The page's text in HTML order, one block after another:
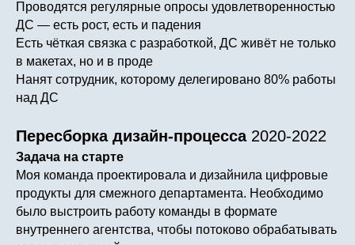
Проводятся регулярные опросы удовлетворенностью
ДС — есть рост, есть и падения
Есть чёткая связка с разработкой, ДС живёт не только
в макетах, но и в проде
Нанят сотрудник, которому делегировано 80% работы
над ДС
Пересборка дизайн-процесса 2020-2022
Задача на старте
Моя команда проектировала и дизайнила цифровые
продукты для смежного департамента. Необходимо
было выстроить работу команды в формате
внутреннего агентства, чтобы потоково обрабатывать